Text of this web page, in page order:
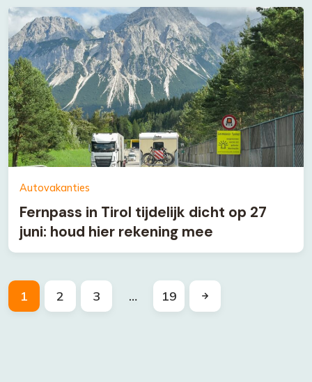
Autovakanties
Fernpass in Tirol tijdelijk dicht op 27
juni: houd hier rekening mee
1 2 3 … 19